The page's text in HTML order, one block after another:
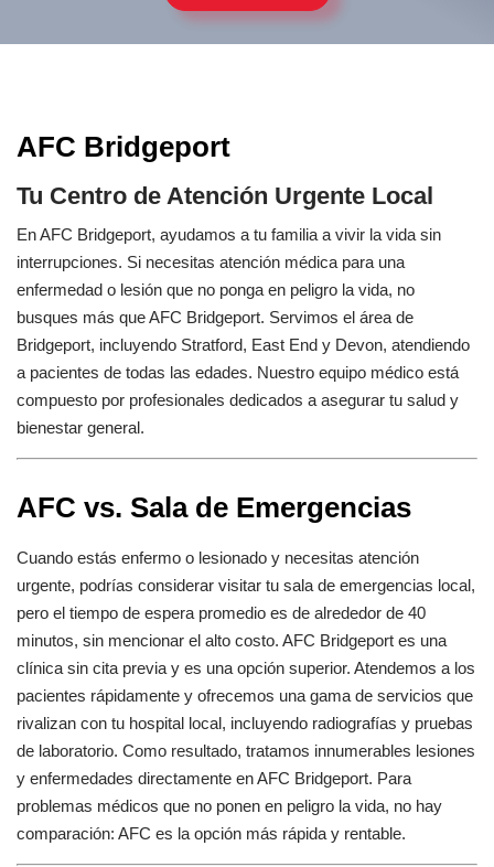
AFC Bridgeport
Tu Centro de Atención Urgente Local
En AFC Bridgeport, ayudamos a tu familia a vivir la vida sin
interrupciones. Si necesitas atención médica para una
enfermedad o lesión que no ponga en peligro la vida, no
busques más que AFC Bridgeport. Servimos el área de
Bridgeport, incluyendo Stratford, East End y Devon, atendiendo
a pacientes de todas las edades. Nuestro equipo médico está
compuesto por profesionales dedicados a asegurar tu salud y
bienestar general.
AFC vs. Sala de Emergencias
Cuando estás enfermo o lesionado y necesitas atención
urgente, podrías considerar visitar tu sala de emergencias local,
pero el tiempo de espera promedio es de alrededor de 40
minutos, sin mencionar el alto costo. AFC Bridgeport es una
clínica sin cita previa y es una opción superior. Atendemos a los
pacientes rápidamente y ofrecemos una gama de servicios que
rivalizan con tu hospital local, incluyendo radiografías y pruebas
de laboratorio. Como resultado, tratamos innumerables lesiones
y enfermedades directamente en AFC Bridgeport. Para
problemas médicos que no ponen en peligro la vida, no hay
comparación: AFC es la opción más rápida y rentable.